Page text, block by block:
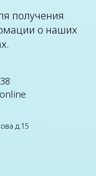
получения
о наших
д.15